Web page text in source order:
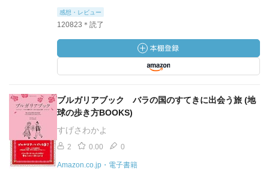
感想・レビュー
120823＊読了
ブルガリアブック バラの国のすてきに出会う旅 (地
球の歩き方BOOKS)
すげさわかよ
2 0.00 0
Amazon.co.jp・電子書籍